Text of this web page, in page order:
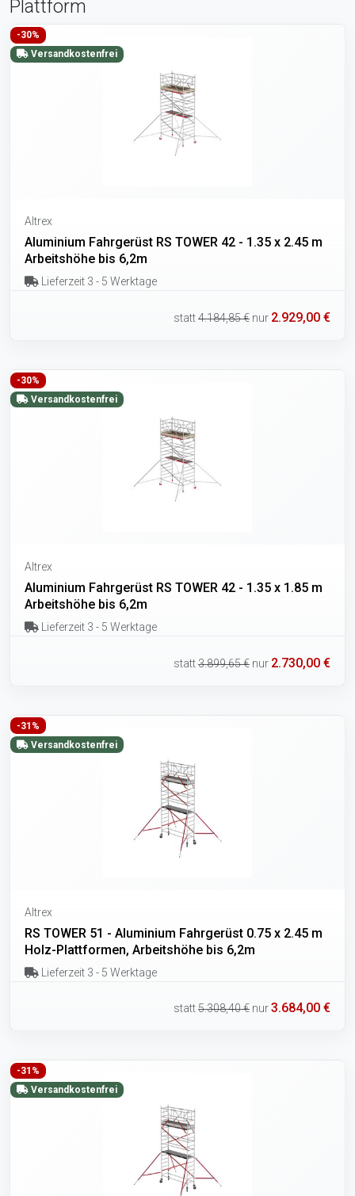
Plattform
-30%
Versandkostenfrei
Altrex
Aluminium Fahrgerüst RS TOWER 42 - 1.35 x 2.45 m
Arbeitshöhe bis 6,2m
Lieferzeit 3 - 5 Werktage
statt4.184,85 € nur 2.929,00 €
-30%
Versandkostenfrei
Altrex
Aluminium Fahrgerüst RS TOWER 42 - 1.35 x 1.85 m
Arbeitshöhe bis 6,2m
Lieferzeit 3 - 5 Werktage
statt3.899,65 € nur 2.730,00 €
-31%
Versandkostenfrei
Altrex
RS TOWER 51 - Aluminium Fahrgerüst 0.75 x 2.45 m
Holz-Plattformen, Arbeitshöhe bis 6,2m
Lieferzeit 3 - 5 Werktage
statt5.308,40 € nur3.684,00 €
-31%
Versandkostenfrei